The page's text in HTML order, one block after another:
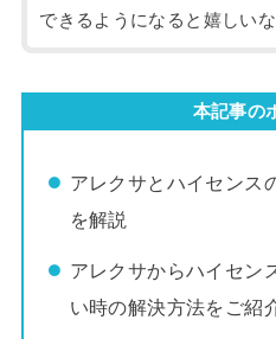
できるようになると嬉しいな
本記事の
アレクサとハイセンス
を解説
アレクサからハイセン
い時の解決方法をご紹